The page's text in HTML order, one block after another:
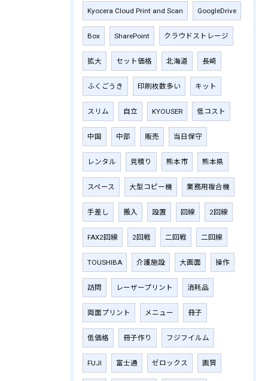
Kyocera Cloud Print and Scan GoogleDrive
Box SharePoint クラウドストレージ
拡大 セット価格 北海道 長崎
ふくごうき 印刷枚数多い キット
スリム 自立 KYOUSER 低コスト
中国 中部 販売 当日保守
レンタル 見積り 熊本市 熊本県
スペース 大型コピー機 業務用複合機
手差し 搬入 設置 回線 2回線
FAX2回線 2回戦 二回戦 二回線
TOUSHIBA 介護施設 大画面 操作
訪問 レーザープリント 消耗品
両面プリント メニュー 冊子
低価格 冊子作り フジフイルム
FUJI 富士通 ゼロックス 画質